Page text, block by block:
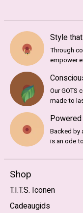
Style
Through
empower
Our GOTS
made to
Backed by
is an ode
Shop
T.I.T.S. Iconen
Cadeaugids